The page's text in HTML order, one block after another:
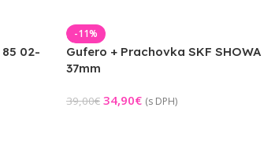
85 02-
-11%
Gufero + Prachovka SKF SHOWA
37mm
39,00€ 34,90€ (s DPH)